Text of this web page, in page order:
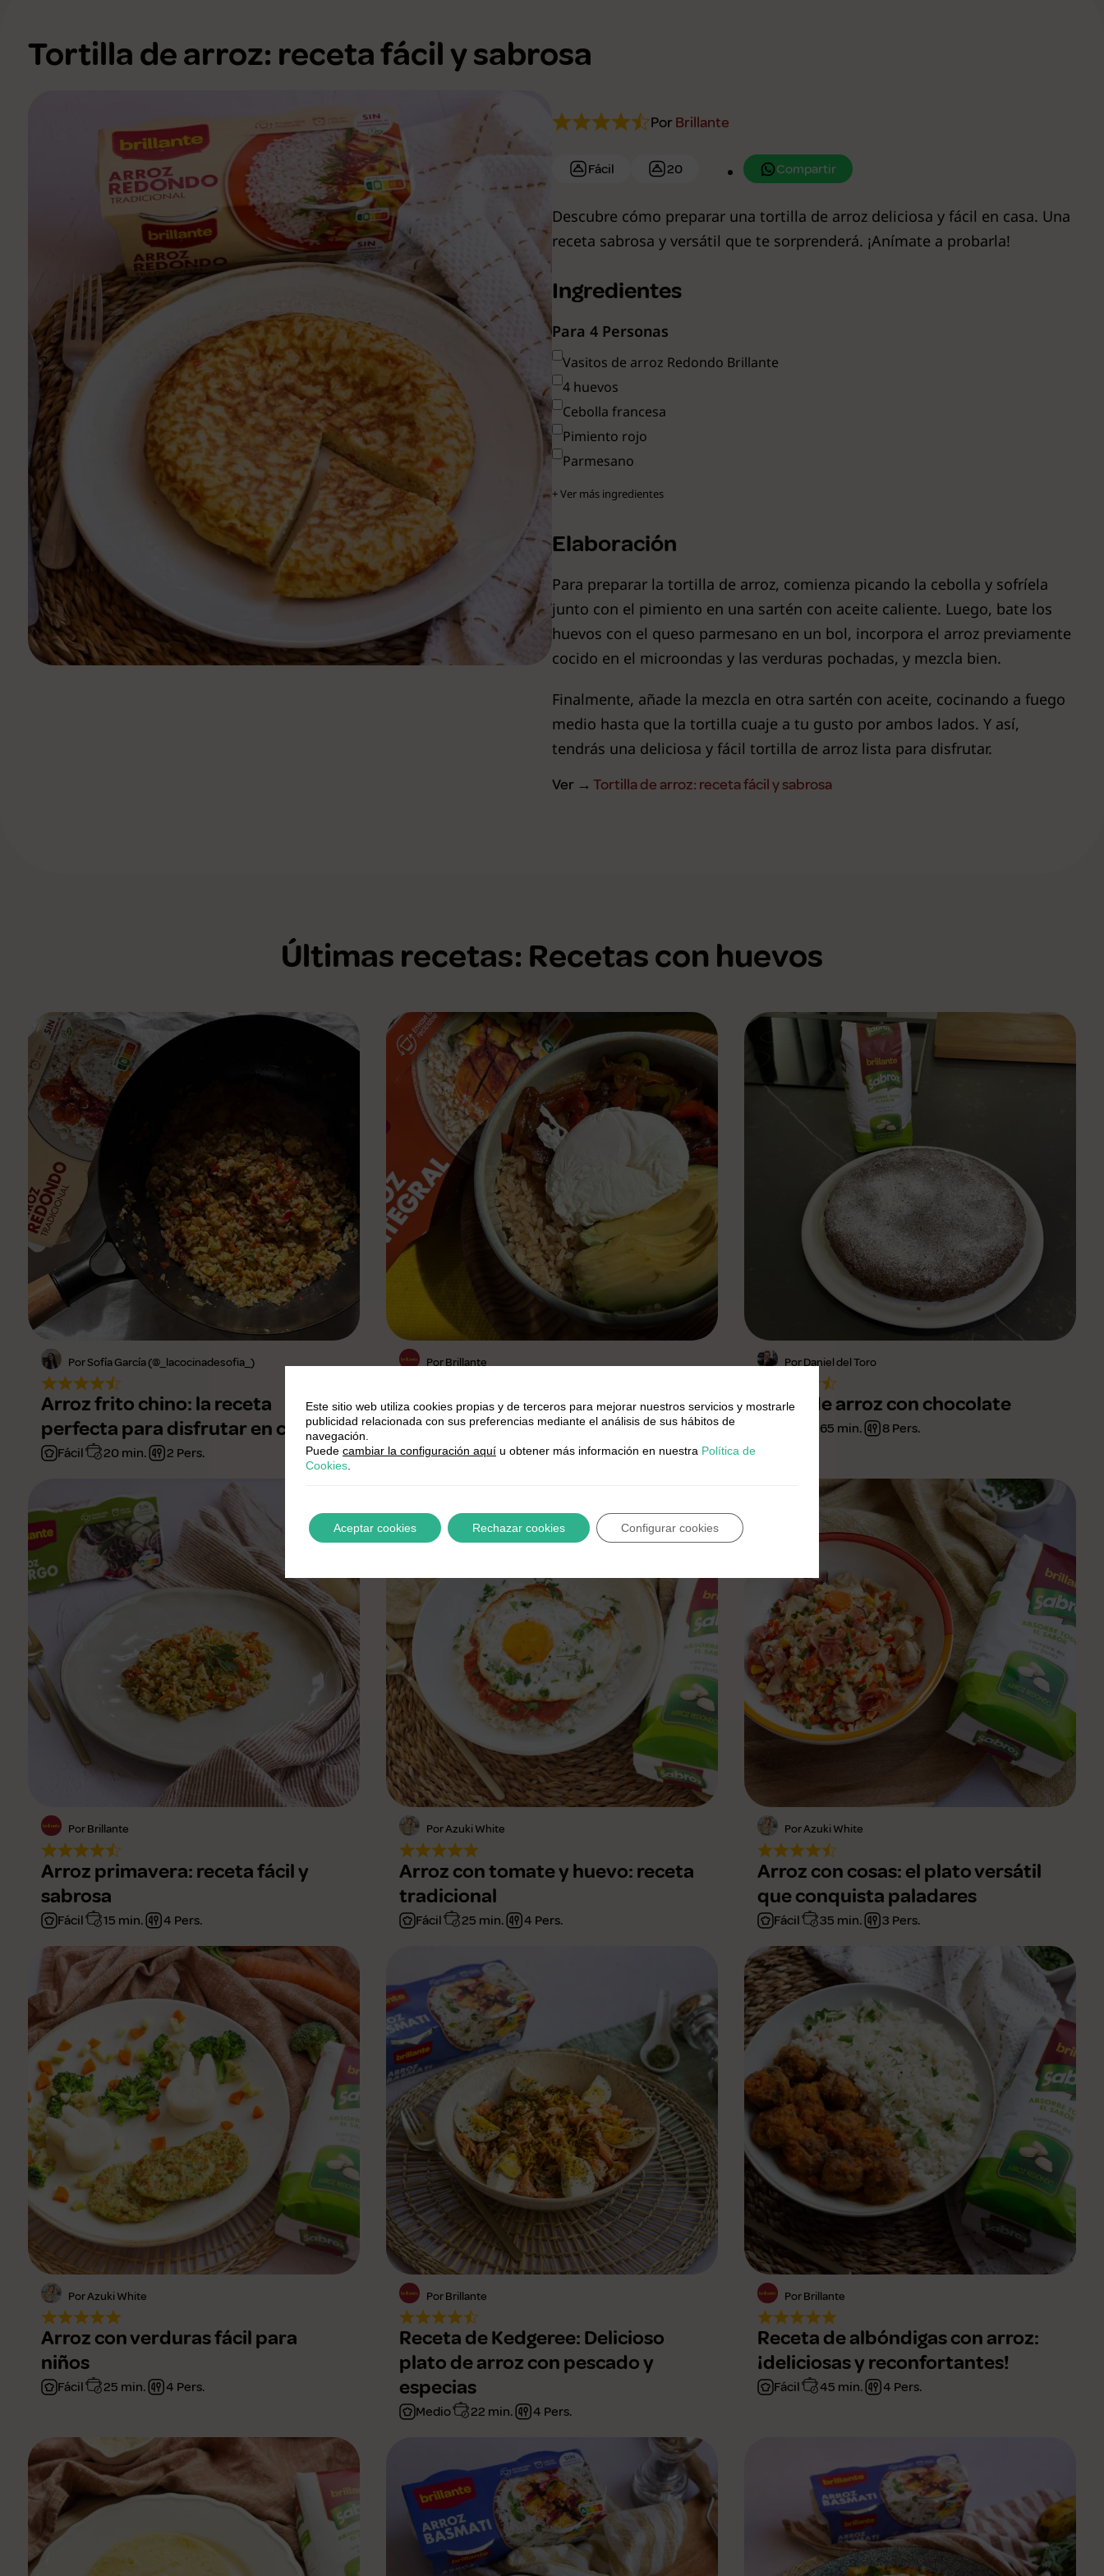
Tortilla de arroz: receta fácil y sabrosa
Por Brillante
Fácil 20 Compartir
Descubre cómo preparar una tortilla de arroz deliciosa y fácil en casa. Una
receta sabrosa y versátil que te sorprenderá. ¡Anímate a probarla!
Ingredientes
Para 4 Personas
Vasitos de arroz Redondo Brillante
4 huevos
Cebolla francesa
Pimiento rojo
Parmesano
+ Ver más ingredientes
Elaboración
Para preparar la tortilla de arroz, comienza picando la cebolla y sofríela
junto con el pimiento en una sartén con aceite caliente. Luego, bate los
huevos con el queso parmesano en un bol, incorpora el arroz previamente
cocido en el microondas y las verduras pochadas, y mezcla bien.
Finalmente, añade la mezcla en otra sartén con aceite, cocinando a fuego
medio hasta que la tortilla cuaje a tu gusto por ambos lados. Y así,
tendrás una deliciosa y fácil tortilla de arroz lista para disfrutar.
Ver → Tortilla de arroz: receta fácil y sabrosa
Últimas recetas: Recetas con huevos
Por Sofía García (@_lacocinadesofia_)
Arroz frito chino: la receta
perfecta para disfrutar en casa
Fácil 20 min. 2 Pers.
Por Brillante
Arroz integral con verduras
salteadas saludable
Fácil 20 min. 1 Pers.
Por Daniel del Toro
Torta de arroz con chocolate
65 min. 8 Pers.
Por Brillante
Arroz primavera: receta fácil y
sabrosa
Fácil 15 min. 4 Pers.
Por Azuki White
Arroz con tomate y huevo: receta
tradicional
Fácil 25 min. 4 Pers.
Por Azuki White
Arroz con cosas: el plato versátil
que conquista paladares
Fácil 35 min. 3 Pers.
Por Azuki White
Arroz con verduras fácil para
niños
Fácil 25 min. 4 Pers.
Por Brillante
Receta de Kedgeree: Delicioso
plato de arroz con pescado y
especias
Medio 22 min. 4 Pers.
Por Brillante
Receta de albóndigas con arroz:
¡deliciosas y reconfortantes!
Fácil 45 min. 4 Pers.
Este sitio web utiliza cookies propias y de terceros para mejorar nuestros servicios y mostrarle
publicidad relacionada con sus preferencias mediante el análisis de sus hábitos de
navegación.
Puede cambiar la configuración aquí u obtener más información en nuestra Política de
Cookies
Aceptar cookies Rechazar cookies Configurar cookies